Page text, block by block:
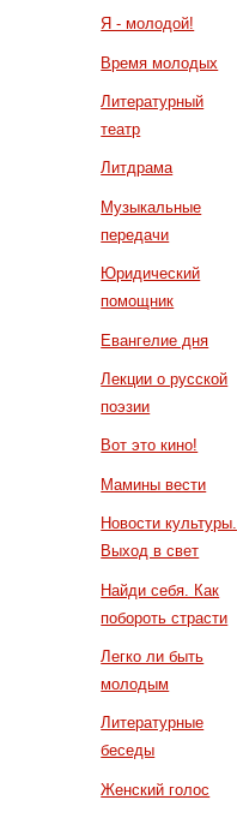
Я - молодой!
Время молодых
Литературный
театр
Литдрама
Музыкальные
передачи
Юридический
помощник
Евангелие дня
Лекции о русской
поэзии
Вот это кино!
Мамины вести
Новости культуры.
Выход в свет
Найди себя. Как
побороть страсти
Легко ли быть
молодым
Литературные
беседы
Женский голос